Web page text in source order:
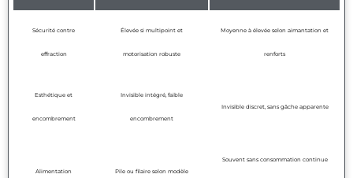
Sécurité contre
effraction
Élevée si multipoint et
motorisation robuste
Moyenne à élevée selon aimantation et
renforts
Esthétique et
encombrement
Invisible intégré, faible
encombrement
Invisible discret, sans gâche apparente
Alimentation Pile ou filaire selon modèle
Souvent sans consommation continue